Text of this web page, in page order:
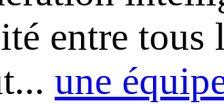
entre tous
une